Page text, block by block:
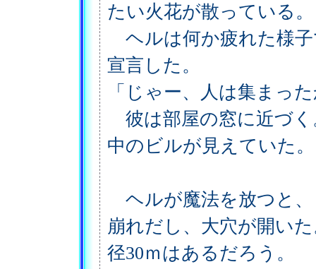
たい火花が散っている。
ヘルは何か疲れた様
宣言した。
「じゃー、人は集まっ
彼は部屋の窓に近づく
中のビルが見えていた。
ヘルが魔法を放つと、
崩れだし、大穴が開い
径30ｍはあるだろう。